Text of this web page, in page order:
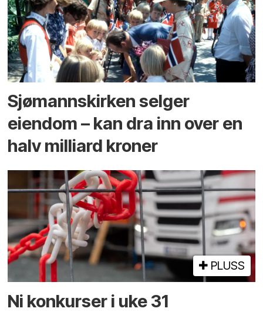
Sjømannskirken selger
eiendom – kan dra inn over en
halv milliard kroner
PLUSS
Ni konkurser i uke 31